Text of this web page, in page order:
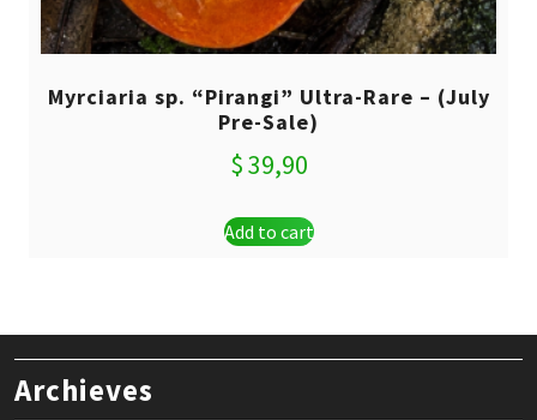
Myrciaria sp. “Pirangi” Ultra-Rare – (July
Pre-Sale)
$39,90
Add to cart
Archieves